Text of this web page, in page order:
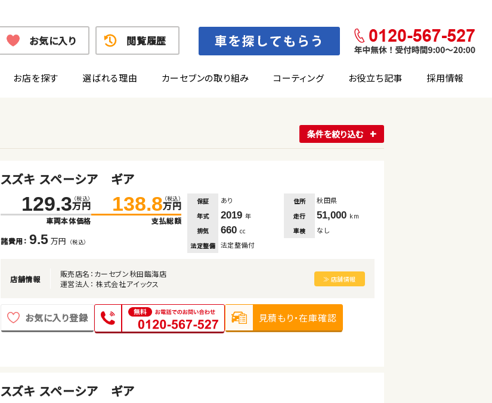
お店を探す 選ばれる理由 カーセブンの取り組み コーティング お役立ち記事 採用情報
お気に入り 閲覧履歴
条件を絞り込む
スズキ スペーシア ギア
129.3 （税込）
万円
車両本体価格
138.8 （税込）
万円
支払総額
諸費用： 9.5 万円 （税込）
保証 あり 住所 秋田県
年式 2019 年 走行 51,000 km
排気
660 cc 車検 なし
法定整備 法定整備付
店舗情報
販売店名：カーセブン秋田臨海店
運営法人： 株式会社アイックス
≫ 店舗情報
お気に入り登録 見積もり・在庫確認
スズキ スペーシア ギア